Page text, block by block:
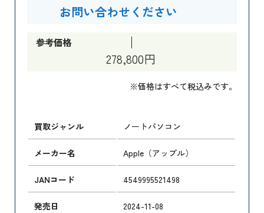
お問い合わせください
参考価格
278,800円
※価格はすべて税込みです。
買取ジャンル ノートパソコン
メーカー名 Apple（アップル）
JANコード 4549995521498
発売日 2024-11-08